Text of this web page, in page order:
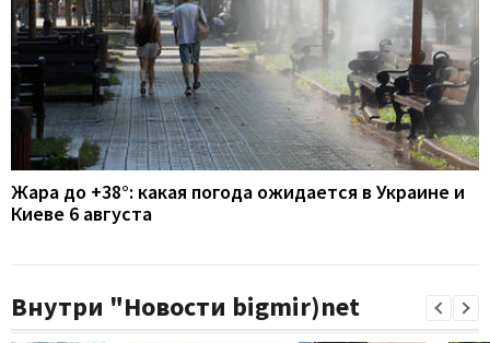
Жара до +38°: какая погода ожидается в Украине и
Киеве 6 августа
Внутри "Новости bigmir)net